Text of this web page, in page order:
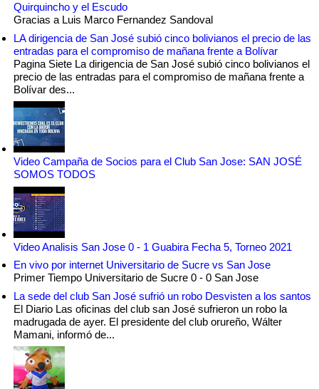
Quirquincho y el Escudo
Gracias a Luis Marco Fernandez Sandoval
LA dirigencia de San José subió cinco bolivianos el precio de las
entradas para el compromiso de mañana frente a Bolívar
Pagina Siete La dirigencia de San José subió cinco bolivianos el
precio de las entradas para el compromiso de mañana frente a
Bolívar des...
Video Campaña de Socios para el Club San Jose: SAN JOSÉ
SOMOS TODOS
Video Analisis San Jose 0 - 1 Guabira Fecha 5, Torneo 2021
En vivo por internet Universitario de Sucre vs San Jose
Primer Tiempo Universitario de Sucre 0 - 0 San Jose
La sede del club San José sufrió un robo Desvisten a los santos
El Diario Las oficinas del club san José sufrieron un robo la
madrugada de ayer. El presidente del club orureño, Wálter
Mamani, informó de...